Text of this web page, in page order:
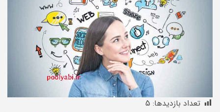
تعداد بازدیدها: 5